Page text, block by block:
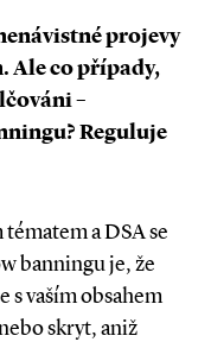
projevy
Ale co případy,
–
Reguluje
a DSA se
banningu je, že
s vaším obsahem
skryt, aniž